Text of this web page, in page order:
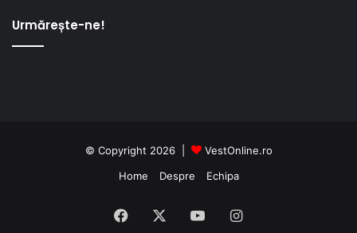
Urmărește-ne!
© Copyright 2026 |
VestOnline.ro
Home
Despre Echipa
Facebook YouTubeInstagram